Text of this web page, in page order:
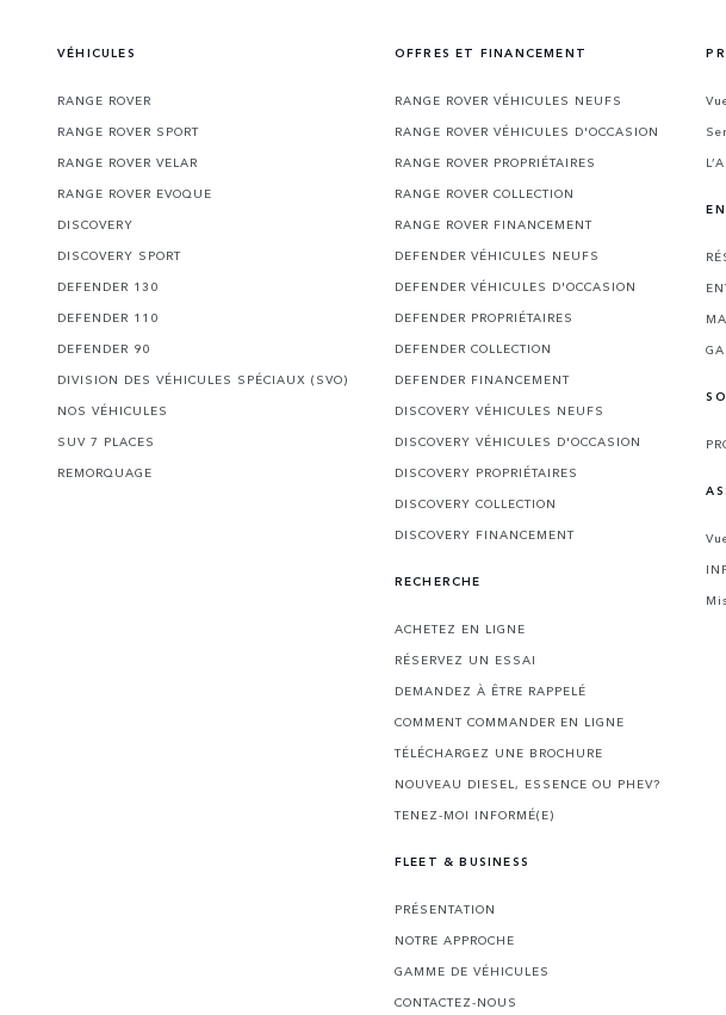
VÉHICULES
RANGE ROVER
RANGE ROVER SPORT
RANGE ROVER VELAR
RANGE ROVER EVOQUE
DISCOVERY
DISCOVERY SPORT
DEFENDER 130
DEFENDER 110
DEFENDER 90
DIVISION DES VÉHICULES SPÉCIAUX (SVO)
NOS VÉHICULES
SUV 7 PLACES
REMORQUAGE
OFFRES ET FINANCEMENT
RANGE ROVER VÉHICULES NEUFS
RANGE ROVER VÉHICULES D'OCCASION
RANGE ROVER PROPRIÉTAIRES
RANGE ROVER COLLECTION
RANGE ROVER FINANCEMENT
DEFENDER VÉHICULES NEUFS
DEFENDER VÉHICULES D'OCCASION
DEFENDER PROPRIÉTAIRES
DEFENDER COLLECTION
DEFENDER FINANCEMENT
DISCOVERY VÉHICULES NEUFS
DISCOVERY VÉHICULES D'OCCASION
DISCOVERY PROPRIÉTAIRES
DISCOVERY COLLECTION
DISCOVERY FINANCEMENT
RECHERCHE
ACHETEZ EN LIGNE
RÉSERVEZ UN ESSAI
DEMANDEZ À ÊTRE RAPPELÉ
COMMENT COMMANDER EN LIGNE
TÉLÉCHARGEZ UNE BROCHURE
NOUVEAU DIESEL, ESSENCE OU PHEV?
TENEZ-MOI INFORMÉ(E)
FLEET & BUSINESS
PRÉSENTATION
NOTRE APPROCHE
GAMME DE VÉHICULES
CONTACTEZ-NOUS